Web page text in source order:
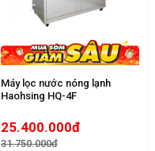
Máy lọc nước nóng lạnh
Haohsing HQ-4F
25.400.000đ
31.750.000đ